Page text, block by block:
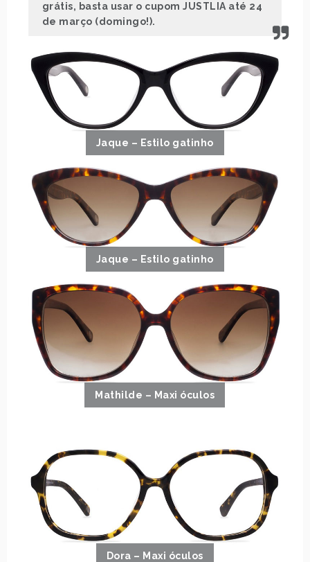
grátis, basta usar o cupom JUSTLIA até 24
de março (domingo!).
Jaque – Estilo gatinho
Jaque – Estilo gatinho
Mathilde – Maxi óculos
Dora – Maxi óculos